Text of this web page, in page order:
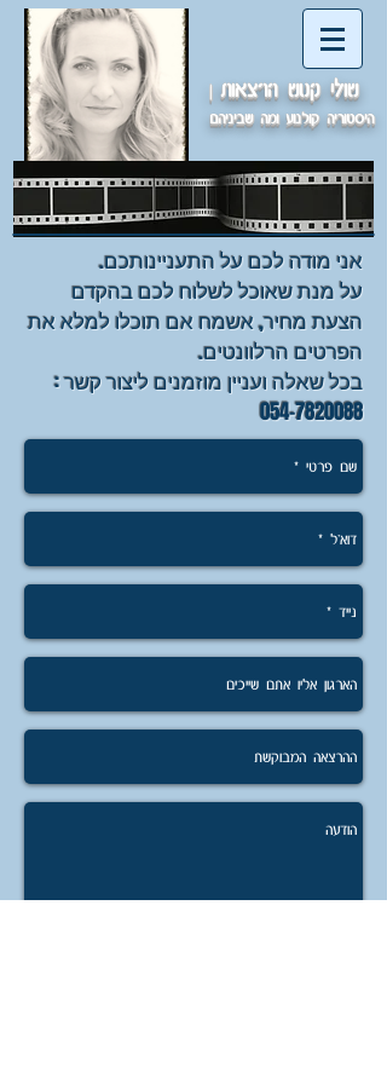
שולי קטש הרצאות
היסטוריה קולנוע ומה שביניהם
אני מודה לכם על התעניינותכם.
על מנת שאוכל לשלוח לכם בהקדם
הצעת מחיר, אשמח אם תוכלו למלא את
הפרטים הרלוונטים.
בכל שאלה ועניין מוזמנים ליצור קשר :
054-7820088